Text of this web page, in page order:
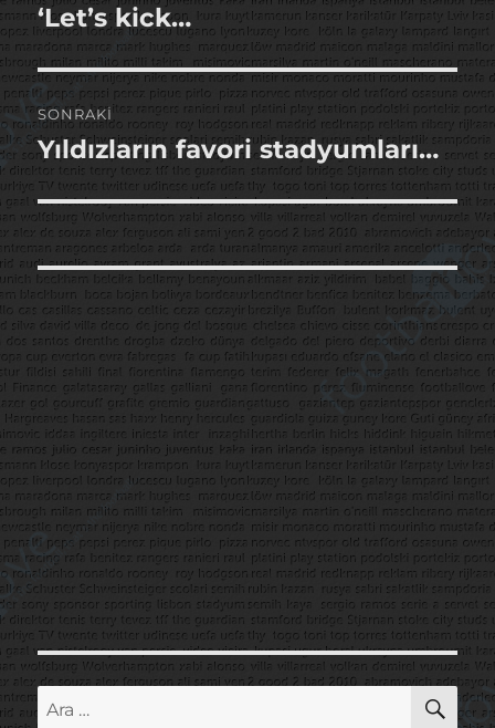
yazı:
‘Let’s kick…
SONRAKI
Sonraki
yazı:
Yıldızların favori stadyumları…
Ara: